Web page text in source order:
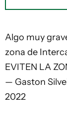
Algo muy
zona de
EVITEN LA
— Gaston
2022